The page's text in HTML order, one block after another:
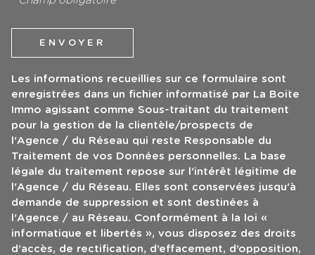
ENVOYER
Les informations recueillies sur ce formulaire sont
enregistrées dans un fichier informatisé par La Boite
Immo agissant comme Sous-traitant du traitement
pour la gestion de la clientèle/prospects de
l'Agence / du Réseau qui reste Responsable du
Traitement de vos Données personnelles. La base
légale du traitement repose sur l'intérêt légitime de
l'Agence / du Réseau. Elles sont conservées jusqu'à
demande de suppression et sont destinées à
l'Agence / au Réseau. Conformément à la loi «
informatique et libertés », vous disposez des droits
d’accès, de rectification, d’effacement, d’opposition,